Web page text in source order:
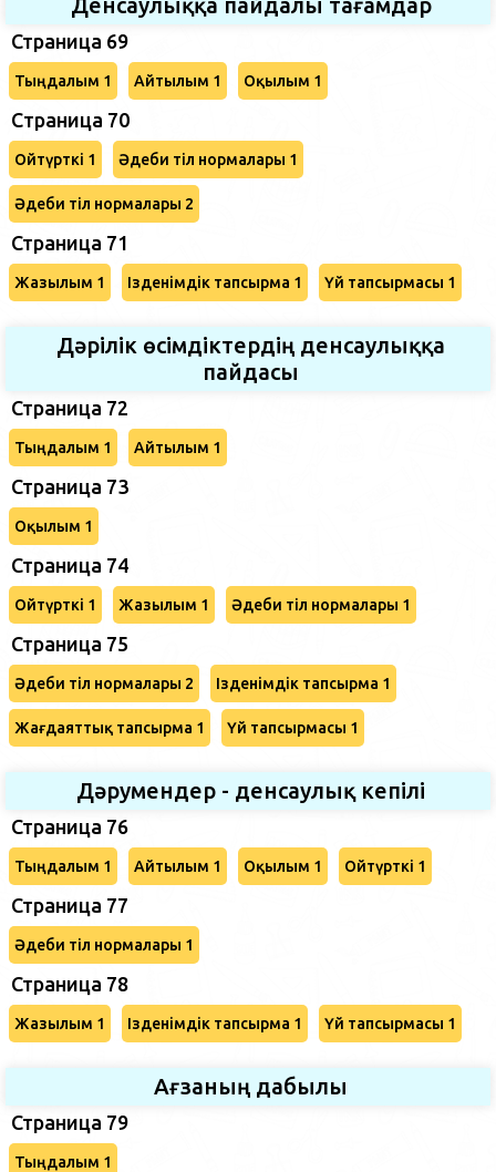
Страница 69
Тыңдалым 1 Айтылым 1 Оқылым 1
Cтраница 70
Ойтүрткі 1 Әдеби тіл нормалары 1
Әдеби тіл нормалары 2
Страница 71
Жазылым 1 Ізденімдік тапсырма 1 Үй тапсырмасы 1
Дәрілік өсімдіктердің денсаулыққа
пайдасы
Страница 72
Тыңдалым 1 Айтылым 1
Страница 73
Оқылым 1
Страница 74
Ойтүрткі 1 Жазылым 1 Әдеби тіл нормалары 1
Страница 75
Әдеби тіл нормалары 2 Ізденімдік тапсырма 1
Жағдаяттық тапсырма 1 Үй тапсырмасы 1
Дәрумендер - денсаулық кепілі
Страница 76
Тыңдалым 1 Айтылым 1 Оқылым 1 Ойтүрткі 1
Страница 77
Әдеби тіл нормалары 1
Страница 78
Жазылым 1 Ізденімдік тапсырма 1 Үй тапсырмасы 1
Ағзаның дабылы
Страница 79
Тыңдалым 1